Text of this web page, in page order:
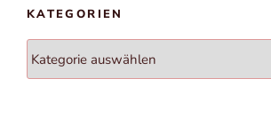
KATEGORIEN